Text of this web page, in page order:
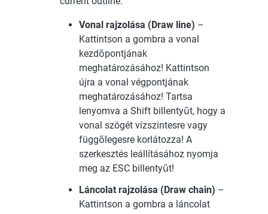
Vonal rajzolása (Draw line) –
Kattintson a gombra a vonal
kezdőpontjának
meghatározásához! Kattintson
újra a vonal végpontjának
meghatározásához! Tartsa
lenyomva a Shift billentyűt, hogy a
vonal szögét vízszintesre vagy
függőlegesre korlátozza! A
szerkesztés leállításához nyomja
meg az ESC billentyűt!
Láncolat rajzolása (Draw chain) –
Kattintson a gombra a láncolat